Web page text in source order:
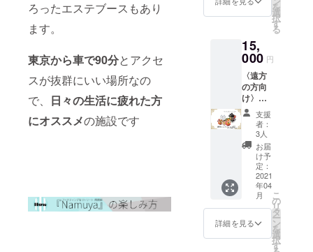
ろったエステブースもあり
ます。
東京から車で90分とアクセ
スが抜群にいい場所なの
で、 日々の生活に疲れた方
にオススメの施設です
2日目＞
頃 お
部屋
チェッ
クアウ
ト …館
内設備
利用・
荷物お
預かり
は20時
まで可
能で
す。ご
ゆっく
りお楽
ださ
い。 (〜
と向き
合う時
間にし
てみま
せん
か？ 当
山で
は、7時
より朝
のお勤
めをし
ていま
す。 神
仏に感
謝し、
一日が
良い時
ンセ
ラーに
「11の
食リス
ク分
析」つ
き ○天
然の酵
母・植
物性乳
酸菌に
より自
然発酵
させた
酵素ド
リンク
(3回分)
つき ○
準備
を
選
択
す
る
15,
000 円
〈遠方
の方向
け〉
【サロ
ン専売
品のエ
ステプ
ロラボ
の酵素
ファス
ティン
グセッ
ト！！
】 男
性、女
性の芸
支援
者：
3人
お届
け予
定：
2021
年04
月
詳細を見る
こ
の
リ
タ
ー
ン
を
選
択
す